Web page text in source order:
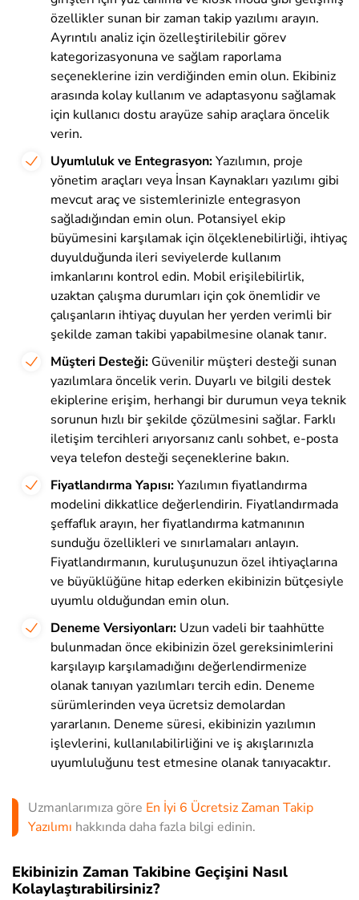
özellikler sunan bir zaman takip yazılımı arayın.
Ayrıntılı analiz için özelleştirilebilir görev
kategorizasyonuna ve sağlam raporlama
seçeneklerine izin verdiğinden emin olun. Ekibiniz
arasında kolay kullanım ve adaptasyonu sağlamak
için kullanıcı dostu arayüze sahip araçlara öncelik
verin.
Uyumluluk ve Entegrasyon:Yazılımın, proje
yönetim araçları veya İnsan Kaynakları yazılımı gibi
mevcut araç ve sistemlerinizle entegrasyon
sağladığından emin olun. Potansiyel ekip
büyümesini karşılamak için ölçeklenebilirliği, ihtiyaç
duyulduğunda ileri seviyelerde kullanım
imkanlarını kontrol edin. Mobil erişilebilirlik,
uzaktan çalışma durumları için çok önemlidir ve
çalışanların ihtiyaç duyulan her yerden verimli bir
şekilde zaman takibi yapabilmesine olanak tanır.
Müşteri Desteği: Güvenilir müşteri desteği sunan
yazılımlara öncelik verin. Duyarlı ve bilgili destek
ekiplerine erişim, herhangi bir durumun veya teknik
sorunun hızlı bir şekilde çözülmesini sağlar. Farklı
iletişim tercihleri arıyorsanız canlı sohbet, e-posta
veya telefon desteği seçeneklerine bakın.
Fiyatlandırma Yapısı:Yazılımın fiyatlandırma
modelini dikkatlice değerlendirin. Fiyatlandırmada
şeffaflık arayın, her fiyatlandırma katmanının
sunduğu özellikleri ve sınırlamaları anlayın.
Fiyatlandırmanın, kuruluşunuzun özel ihtiyaçlarına
ve büyüklüğüne hitap ederken ekibinizin bütçesiyle
uyumlu olduğundan emin olun.
Deneme Versiyonları: Uzun vadeli bir taahhütte
bulunmadan önce ekibinizin özel gereksinimlerini
karşılayıp karşılamadığını değerlendirmenize
olanak tanıyan yazılımları tercih edin. Deneme
sürümlerinden veya ücretsiz demolardan
yararlanın. Deneme süresi, ekibinizin yazılımın
işlevlerini, kullanılabilirliğini ve iş akışlarınızla
uyumluluğunu test etmesine olanak tanıyacaktır.
Uzmanlarımıza göre En İyi 6 Ücretsiz Zaman Takip
Yazılımı hakkında daha fazla bilgi edinin.
Ekibinizin Zaman Takibine Geçişini Nasıl
Kolaylaştırabilirsiniz?